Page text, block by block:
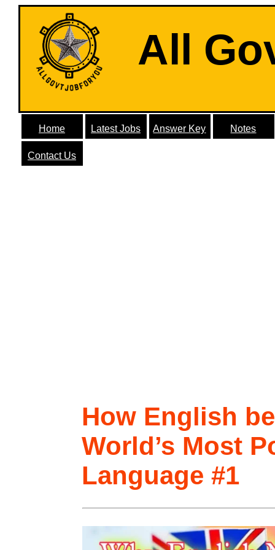
All
Home Latest Jobs Answer Key Notes
Contact Us
How English
World’s Most
Language #1